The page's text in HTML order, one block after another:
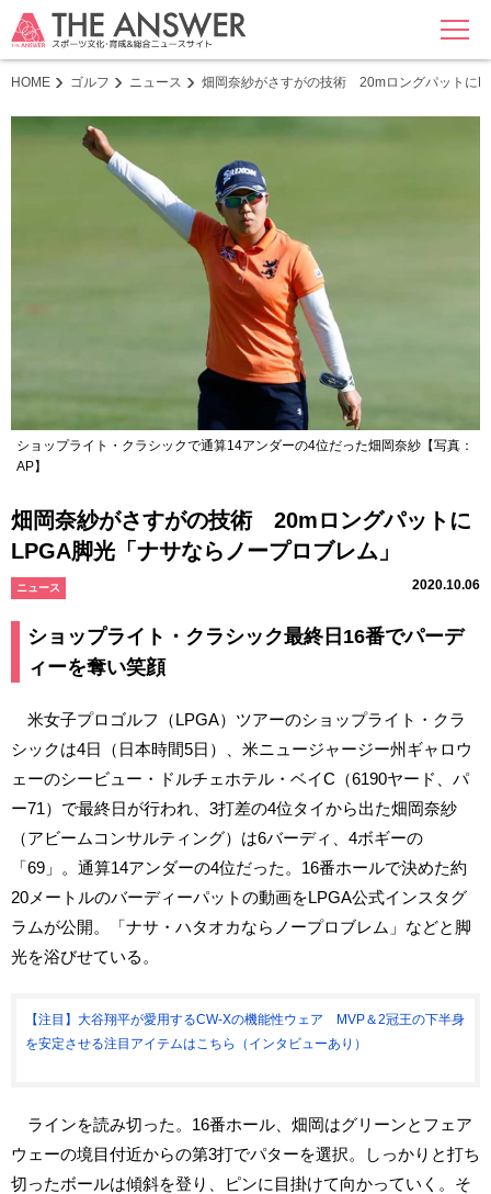
MENU
HOME ゴルフ ニュース 畑岡奈紗がさすがの技術 20mロングパットに
ショップライト・クラシックで通算14アンダーの4位だった畑岡奈紗【写真：
AP】
畑岡奈紗がさすがの技術 20mロングパットに
LPGA脚光「ナサならノープロブレム」
ニュース 2020.10.06
ショップライト・クラシック最終日16番でパーデ
ィーを奪い笑顔
米女子プロゴルフ（LPGA）ツアーのショップライト・クラ
シックは4日（日本時間5日）、米ニュージャージー州ギャロウ
ェーのシービュー・ドルチェホテル・ベイC（6190ヤード、パ
ー71）で最終日が行われ、3打差の4位タイから出た畑岡奈紗
（アビームコンサルティング）は6バーディ、4ボギーの
「69」。通算14アンダーの4位だった。16番ホールで決めた約
20メートルのバーディーパットの動画をLPGA公式インスタグ
ラムが公開。「ナサ・ハタオカならノープロブレム」などと脚
光を浴びせている。
【注目】大谷翔平が愛用するCW-Xの機能性ウェア MVP＆2冠王の下半身
を安定させる注目アイテムはこちら（インタビューあり）
ラインを読み切った。16番ホール、畑岡はグリーンとフェア
ウェーの境目付近からの第3打でパターを選択。しっかりと打ち
切ったボールは傾斜を登り、ピンに目掛けて向かっていく。そ